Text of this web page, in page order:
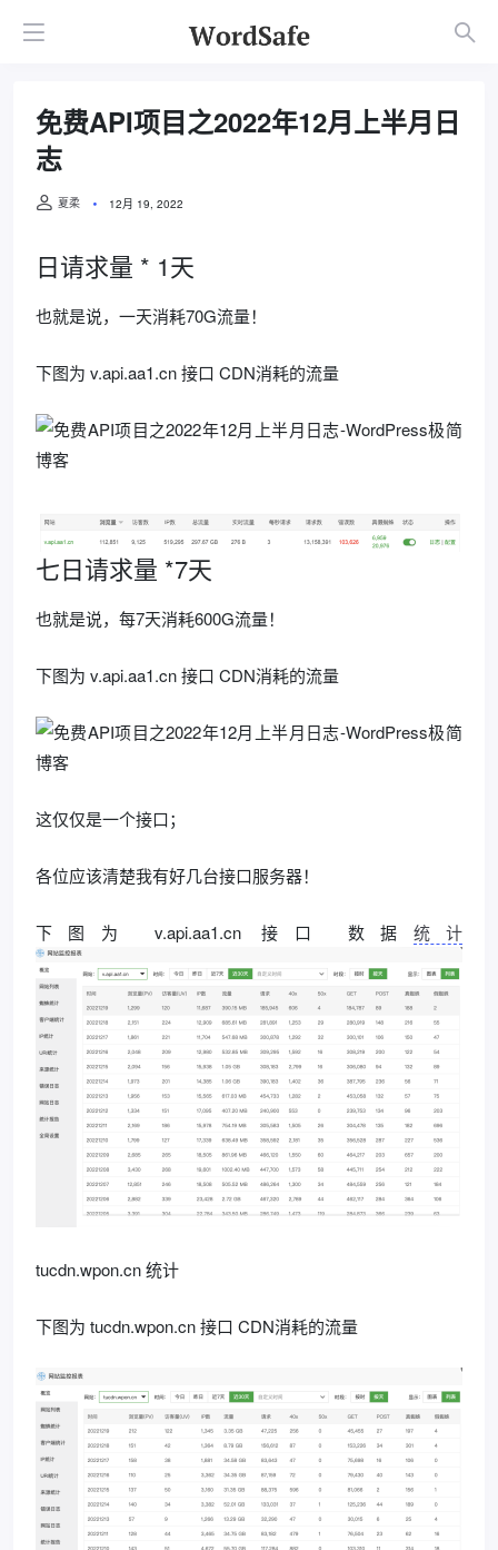
免费API项目之2022年12月上半月日
志
夏柔 12月 19, 2022
日请求量 * 1天
也就是说，一天消耗70G流量！
下图为 v.api.aa1.cn 接口 CDN消耗的流量
七日请求量 *7天
也就是说，每7天消耗600G流量！
下图为 v.api.aa1.cn 接口 CDN消耗的流量
这仅仅是一个接口；
各位应该清楚我有好几台接口服务器！
下图为 v.api.aa1.cn 接口 数据 统计
tucdn.wpon.cn 统计
下图为 tucdn.wpon.cn 接口 CDN消耗的流量